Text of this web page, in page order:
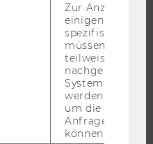
Zur Anzeige von
einigen WU-
spezifischen
müssen
teilweise von
nachgelagerten
System
werden.
um die Antwort
Anfrage
können.